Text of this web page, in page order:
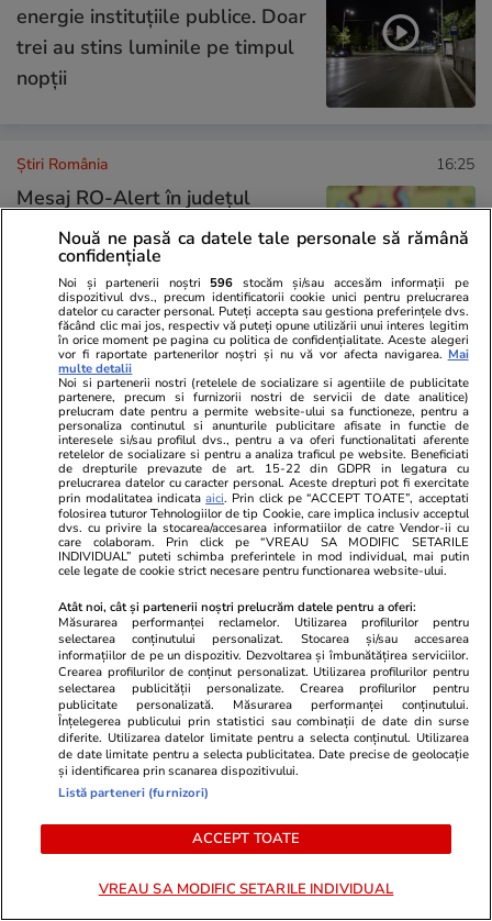
energie instituțiile publice. Doar
trei au stins luminile pe timpul
nopții
Știri România 16:25
Mesaj RO-Alert în judeţul
Tulcea. Locuitorii sunt sfătuiţi să
se adăpostească în beciuri din
cauza riscului căderii unor
obiecte din spațiul aerian
Exclusiv
Știri România 16:20
Dunărea a ajuns un pârâu la
Corabia, cu apă până la
genunchi și bărci înțepenite în
nisip: „Nu poți să te cerți cu
natura”
Știri România 15:15
Orașul din România care face
economii de 53% la iluminatul
public în stare de alertă
energetică: „Am investit
1.000.000 de euro în ultimii
patru ani”
Nouă ne pasă ca datele tale personale să rămână
confidențiale
Noi și partenerii noștri 596 stocăm și/sau accesăm informații pe
dispozitivul dvs., precum identificatorii cookie unici pentru prelucrarea
datelor cu caracter personal. Puteți accepta sau gestiona preferințele dvs.
făcând clic mai jos, respectiv vă puteți opune utilizării unui interes legitim
în orice moment pe pagina cu politica de confidențialitate. Aceste alegeri
vor fi raportate partenerilor noștri și nu vă vor afecta navigarea. Mai
multe detalii
Noi si partenerii nostri (retelele de socializare si agentiile de publicitate
partenere, precum si furnizorii nostri de servicii de date analitice)
prelucram date pentru a permite website-ului sa functioneze, pentru a
personaliza continutul si anunturile publicitare afisate in functie de
interesele si/sau profilul dvs., pentru a va oferi functionalitati aferente
retelelor de socializare si pentru a analiza traficul pe website. Beneficiati
de drepturile prevazute de art. 15-22 din GDPR in legatura cu
prelucrarea datelor cu caracter personal. Aceste drepturi pot fi exercitate
prin modalitatea indicataaici. Prin click pe “ACCEPT TOATE”, acceptati
folosirea tuturor Tehnologiilor de tip Cookie, care implica inclusiv acceptul
dvs. cu privire la stocarea/accesarea informatiilor de catre Vendor-ii cu
care colaboram. Prin click pe “VREAU SA MODIFIC SETARILE
INDIVIDUAL” puteti schimba preferintele in mod individual, mai putin
cele legate de cookie strict necesare pentru functionarea website-ului.
Atât noi, cât și partenerii noștri prelucrăm datele pentru a oferi:
Măsurarea performanței reclamelor. Utilizarea profilurilor pentru
selectarea conținutului personalizat. Stocarea și/sau accesarea
informațiilor de pe un dispozitiv. Dezvoltarea și îmbunătățirea serviciilor.
Crearea profilurilor de conținut personalizat. Utilizarea profilurilor pentru
selectarea publicității personalizate. Crearea profilurilor pentru
publicitate personalizată. Măsurarea performanței conținutului.
Înțelegerea publicului prin statistici sau combinații de date din surse
diferite. Utilizarea datelor limitate pentru a selecta conținutul. Utilizarea
de date limitate pentru a selecta publicitatea. Date precise de geolocație
și identificarea prin scanarea dispozitivului.
Listă parteneri (furnizori)
ACCEPT TOATE
VREAU SA MODIFIC SETARILE INDIVIDUAL